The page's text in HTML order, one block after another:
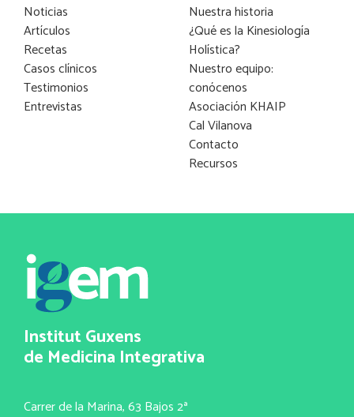
Noticias
Artículos
Recetas
Casos clínicos
Testimonios
Entrevistas
Nuestra historia
¿Qué es la Kinesiología
Holística?
Nuestro equipo:
conócenos
Asociación KHAIP
Cal Vilanova
Contacto
Recursos
Institut Guxens
de Medicina Integrativa
Carrer de la Marina, 63 Bajos 2ª